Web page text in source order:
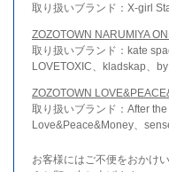
取り扱いブランド：X-girl
ZOZOTOWN NARUMIYA
取り扱いブランド：kate
LOVETOXIC、kladskap、
ZOZOTOWN
取り扱いブランド：After the
Love&Peace&Money、
お客様にはご不便をおかけ